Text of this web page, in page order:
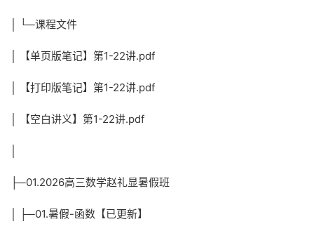
│ └─课程文件
│ 【单页版笔记】第1-22讲.pdf
│ 【打印版笔记】第1-22讲.pdf
│ 【空白讲义】第1-22讲.pdf
├─01.2026高三数学赵礼显暑假班
│ ├─01.暑假-函数【已更新】